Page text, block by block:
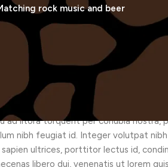
rock music and beer
viverra nec. Pellentesque habitant
Aenean mauris lorem, sodales eget
dui non eros fringilla, eget
ullamcorper lacus, at tincidunt elit
in placerat mi.
metus urna aliquet nisl, sed
litora torquent per conubia nostra,
nibh feugiat id. Integer volutpat
ultrices, porttitor lectus id,
libero dui, venenatis ut lorem